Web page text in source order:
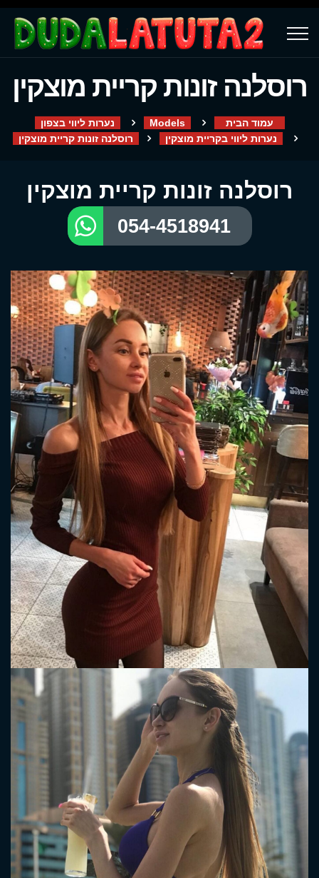
רוסלנה זונות קריית מוצקין
עמוד הבית Models
נערות ליווי בצפון
נערות ליווי בקריית מוצקין
רוסלנה זונות קריית מוצקין
רוסלנה זונות קריית מוצקין
054-4518941